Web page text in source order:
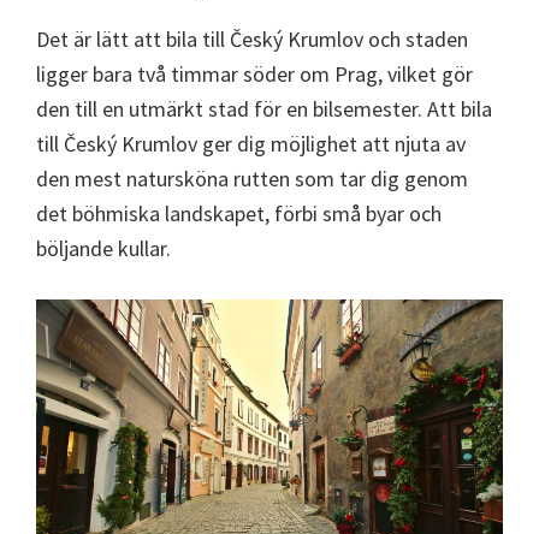
Det är lätt att bila till Český Krumlov och staden
ligger bara två timmar söder om Prag, vilket gör
den till en utmärkt stad för en bilsemester. Att bila
till Český Krumlov ger dig möjlighet att njuta av
den mest natursköna rutten som tar dig genom
det böhmiska landskapet, förbi små byar och
böljande kullar.